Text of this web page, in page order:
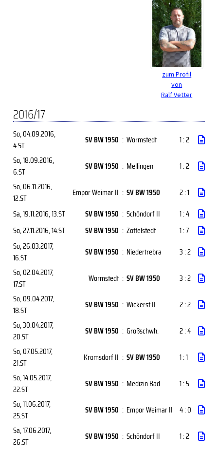
zum Profil
von
Ralf Vetter
2016/17
So, 04.09.2016,
4.ST
SV BW 1950 : Wormstedt
1 : 2
So, 18.09.2016,
6.ST
SV BW 1950 : Mellingen
1 : 2
So, 06.11.2016,
12.ST
Empor Weimar II : SV BW 1950
2 : 1
Sa, 19.11.2016, 13.ST SV BW 1950 : Schöndorf II
1 : 4
So, 27.11.2016, 14.ST SV BW 1950 : Zottelstedt
1 : 7
So, 26.03.2017,
16.ST
SV BW 1950 : Niedertrebra
3 : 2
So, 02.04.2017,
17.ST
Wormstedt : SV BW 1950
3 : 2
So, 09.04.2017,
18.ST
SV BW 1950 : Wickerst II
2 : 2
So, 30.04.2017,
20.ST
SV BW 1950 : Großschwh.
2 : 4
So, 07.05.2017,
21.ST
Kromsdorf II : SV BW 1950
1 : 1
So, 14.05.2017,
22.ST
SV BW 1950 : Medizin Bad
1 : 5
So, 11.06.2017,
25.ST
SV BW 1950 : Empor Weimar II 4 : 0
Sa, 17.06.2017,
26.ST
SV BW 1950 : Schöndorf II 1 : 2